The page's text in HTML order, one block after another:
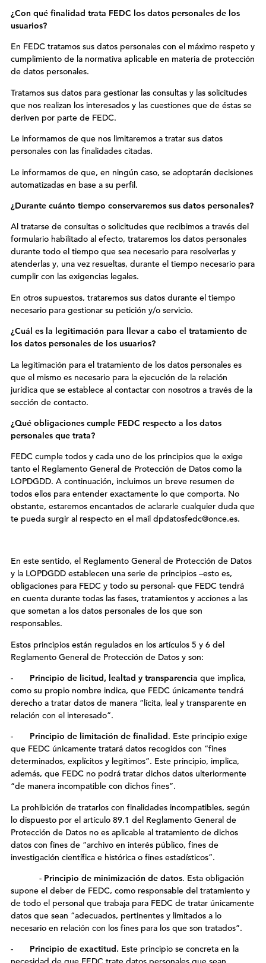
¿Con qué finalidad trata FEDClos datos personales de los
usuarios?
En FEDC tratamos sus datos personales con el máximo respeto y
cumplimiento de la normativa aplicable en materia de protección
de datos personales.
Tratamos sus datos para gestionar las consultas y las solicitudes
que nos realizan los interesados y las cuestiones que de éstas se
deriven por parte de FEDC.
Le informamos de que nos limitaremos a tratar sus datos
personales con las finalidades citadas.
Le informamos de que, en ningún caso, se adoptarán decisiones
automatizadas en base a su perfil.
¿Durante cuánto tiempo conservaremos sus datos personales?
Al tratarse de consultas o solicitudes que recibimos a través del
formulario habilitado al efecto, trataremos los datos personales
durante todo el tiempo que sea necesario para resolverlas y
atenderlas y, una vez resueltas, durante el tiempo necesario para
cumplir con las exigencias legales.
En otros supuestos, trataremos sus datos durante el tiempo
necesario para gestionar su petición y/o servicio.
¿Cuál es la legitimación para llevar a cabo el tratamiento de
los datos personales de los usuarios?
La legitimación para el tratamiento de los datos personales es
que el mismo es necesario para la ejecución de la relación
jurídica que se establece al contactar con nosotros a través de la
sección de contacto.
¿Qué obligaciones cumple FEDCrespecto a los datos
personales que trata?
FEDC cumple todos y cada uno de los principios que le exige
tanto el Reglamento General de Protección de Datos como la
LOPDGDD. A continuación, incluimos un breve resumen de
todos ellos para entender exactamente lo que comporta. No
obstante, estaremos encantados de aclararle cualquier duda que
te pueda surgir al respecto en el mail dpdatosfedc@once.es.
En este sentido, el Reglamento General de Protección de Datos
y la LOPDGDD establecen una serie de principios –esto es,
obligaciones para FEDC y todo su personal- que FEDC tendrá
en cuenta durante todas las fases, tratamientos y acciones a las
que sometan a los datos personales de los que son
responsables.
Estos principios están regulados en los artículos 5 y 6 del
Reglamento General de Protección de Datos y son:
- Principio de licitud, lealtad y transparencia que implica,
como su propio nombre indica, que FEDC únicamente tendrá
derecho a tratar datos de manera “lícita, leal y transparente en
relación con el interesado”.
- Principio de limitación de finalidad. Este principio exige
que FEDC únicamente tratará datos recogidos con “fines
determinados, explícitos y legítimos”. Este principio, implica,
además, que FEDC no podrá tratar dichos datos ulteriormente
“de manera incompatible con dichos fines”.
La prohibición de tratarlos con finalidades incompatibles, según
lo dispuesto por el artículo 89.1 del Reglamento General de
Protección de Datos no es aplicable al tratamiento de dichos
datos con fines de “archivo en interés público, fines de
investigación científica e histórica o fines estadísticos”.
- Principio de minimización de datos. Esta obligación
supone el deber de FEDC, como responsable del tratamiento y
de todo el personal que trabaja para FEDC de tratar únicamente
datos que sean “adecuados, pertinentes y limitados a lo
necesario en relación con los fines para los que son tratados”.
- Principio de exactitud. Este principio se concreta en la